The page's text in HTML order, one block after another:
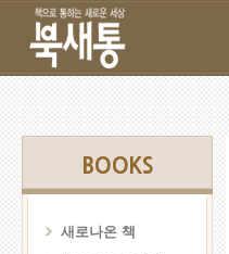
BOOKS
새로나온 책